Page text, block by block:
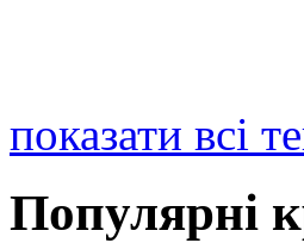
показати всі
Популярні